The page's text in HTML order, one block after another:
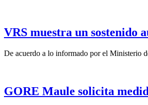
VRS muestra un sostenido
De acuerdo a lo informado por el Ministerio
GORE Maule solicita